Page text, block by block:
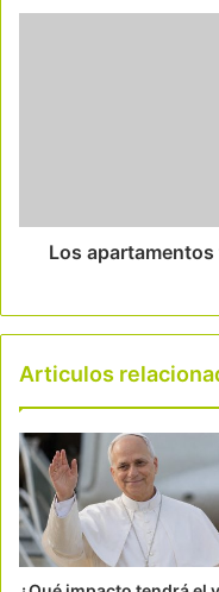
Los
Articulos